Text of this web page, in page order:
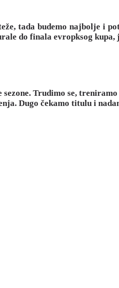
tada budemo najbolje i
do finala evropksog
Trudimo se,
Dugo čekamo titulu i